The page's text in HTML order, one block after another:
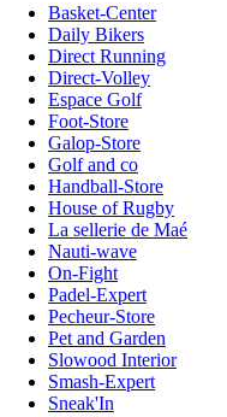
Basket-Center
Daily Bikers
Direct Running
Direct-Volley
Espace Golf
Foot-Store
Galop-Store
Golf and co
Handball-Store
House of Rugby
La sellerie de Maé
Nauti-wave
On-Fight
Padel-Expert
Pecheur-Store
Pet and Garden
Slowood Interior
Smash-Expert
Sneak'In